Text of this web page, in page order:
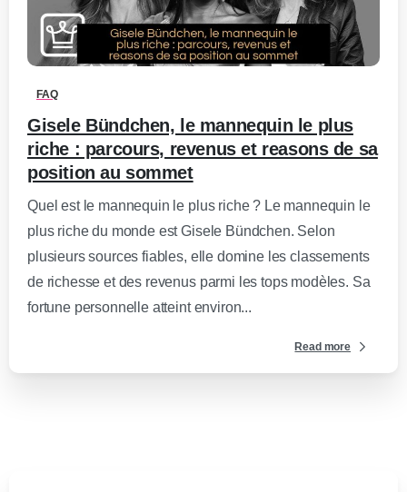
0 -
FAQ
Gisele Bündchen, le mannequin le plus
riche : parcours, revenus et reasons de sa
position au sommet
Quel est le mannequin le plus riche ? Le mannequin le
plus riche du monde est Gisele Bündchen. Selon
plusieurs sources fiables, elle domine les classements
de richesse et des revenus parmi les tops modèles. Sa
fortune personnelle atteint environ...
Read more